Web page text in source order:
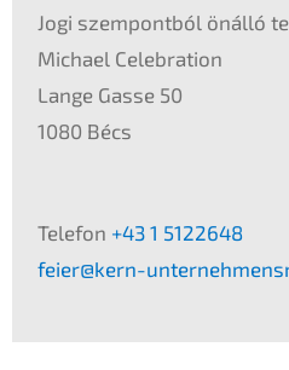
Jogi szempontból önálló
Michael Celebration
Lange Gasse 50
1080 Bécs
Telefon +43 1 5122648
feier@kern-